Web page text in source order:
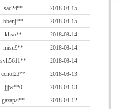
sac24**
2018-08-15
bbenji**
2018-08-15
khso**
2018-08-14
misu9**
2018-08-14
syh5611**
2018-08-14
cchoi26**
2018-08-13
jjjw**0
2018-08-13
gazapai** 2018-08-12